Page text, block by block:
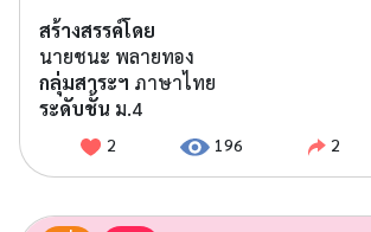
สร้างสรรค์โดย
นายชนะ พลายทอง
กลุ่มสาระฯ ภาษาไทย
ระดับชั้น ม.4
2 196 2